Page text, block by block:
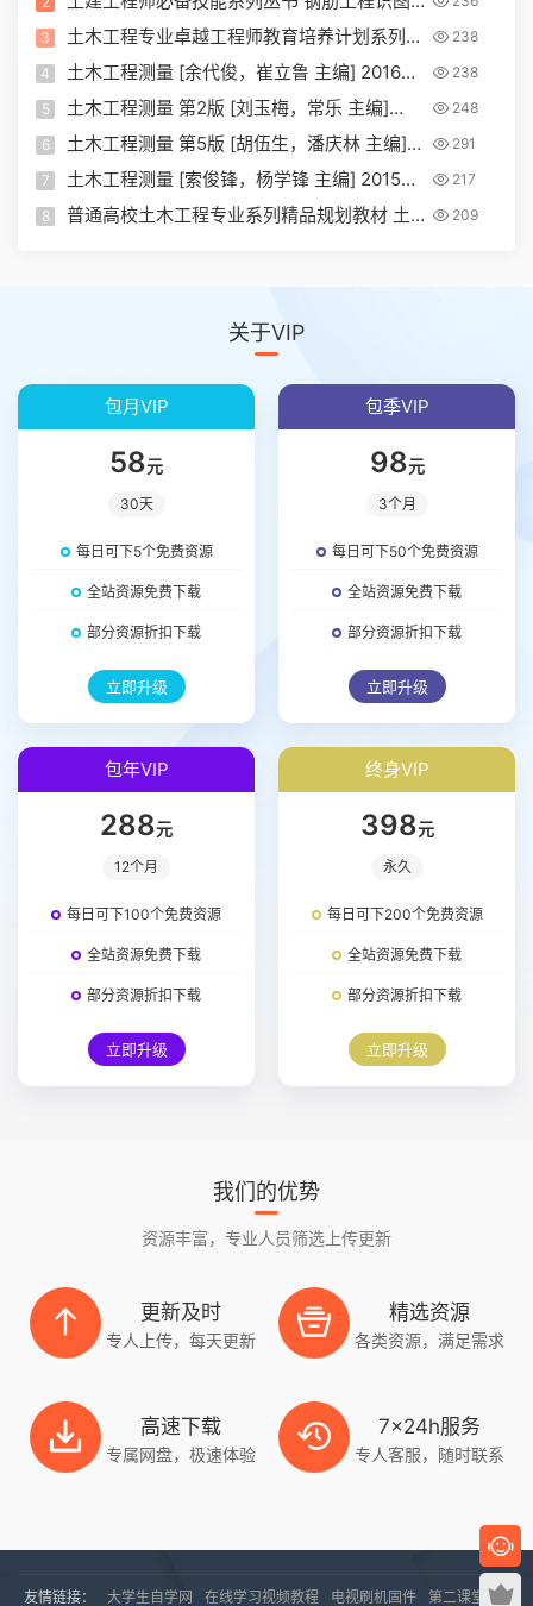
与算量
3
土木工程专业卓越工程师教育培养计划系列教
材 土木工程测量
238
4
土木工程测量 [余代俊，崔立鲁 主编] 2016年
版
238
5
土木工程测量 第2版 [刘玉梅，常乐 主编]
2016年版
248
6
土木工程测量 第5版 [胡伍生，潘庆林 主编]
2016年版
291
7
土木工程测量 [索俊锋，杨学锋 主编] 2015年
版
217
8
普通高校土木工程专业系列精品规划教材 土
209
关于VIP
包月VIP
58元
30天
每日可下5个免费资源
全站资源免费下载
部分资源折扣下载
立即升级
包季VIP
98元
3个月
每日可下50个免费资源
全站资源免费下载
部分资源折扣下载
立即升级
包年VIP
288元
12个月
每日可下100个免费资源
全站资源免费下载
部分资源折扣下载
立即升级
终身VIP
398元
永久
每日可下200个免费资源
全站资源免费下载
部分资源折扣下载
立即升级
我们的优势
资源丰富，专业人员筛选上传更新
更新及时
专人上传，每天更新
精选资源
各类资源，满足需求
高速下载
专属网盘，极速体验
7x24h服务
专人客服，随时联系
友情链接： 大学生自学网 在线学习视频教程 电视刷机固件 第二课堂网